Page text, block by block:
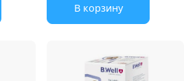
В корзину